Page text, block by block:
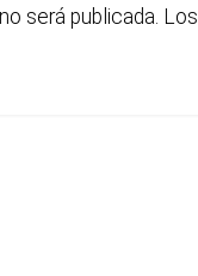
será publicada.